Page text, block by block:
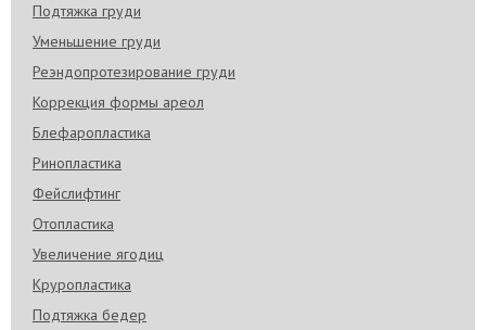
Подтяжка груди
Уменьшение груди
Реэндопротезирование груди
Коррекция формы ареол
Блефаропластика
Ринопластика
Фейслифтинг
Отопластика
Увеличение ягодиц
Круропластика
Подтяжка бедер